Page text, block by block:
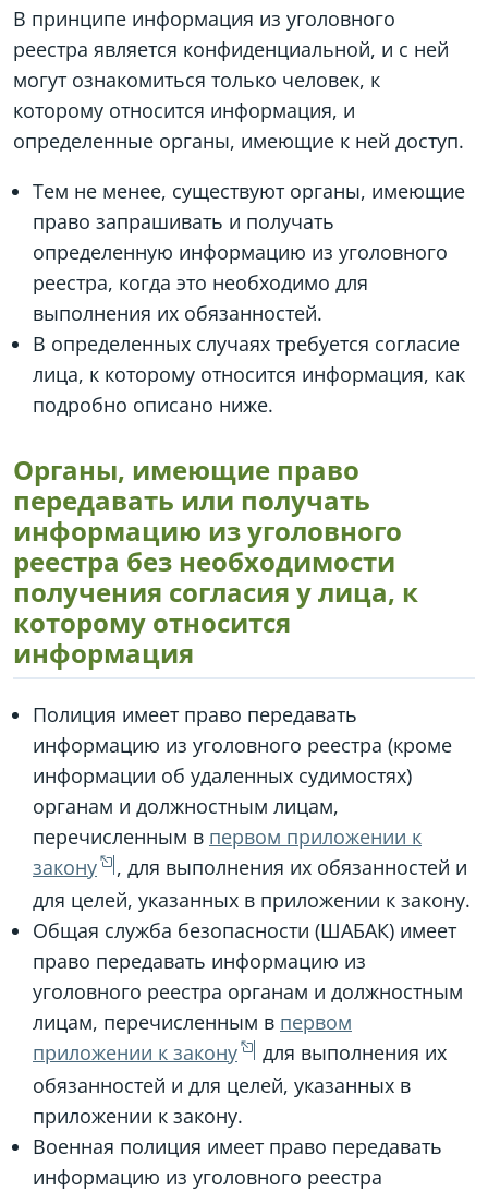
В принципе информация из уголовного
реестра является конфиденциальной, и с ней
могут ознакомиться только человек, к
которому относится информация, и
определенные органы, имеющие к ней доступ.
Тем не менее, существуют органы, имеющие
право запрашивать и получать
определенную информацию из уголовного
реестра, когда это необходимо для
выполнения их обязанностей.
В определенных случаях требуется согласие
лица, к которому относится информация, как
подробно описано ниже.
Органы, имеющие право
передавать или получать
информацию из уголовного
реестра без необходимости
получения согласия у лица, к
которому относится
информация
Полиция имеет право передавать
информацию из уголовного реестра (кроме
информации об удаленных судимостях)
органам и должностным лицам,
перечисленным в первом приложении к
закону
, для выполнения их обязанностей и
для целей, указанных в приложении к закону.
Общая служба безопасности (ШАБАК) имеет
право передавать информацию из
уголовного реестра органам и должностным
лицам, перечисленным в первом
приложении к закону
для выполнения их
обязанностей и для целей, указанных в
приложении к закону.
Военная полиция имеет право передавать
информацию из уголовного реестра